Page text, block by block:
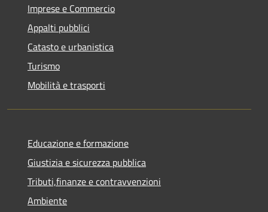
Imprese e Commercio
Appalti pubblici
Catasto e urbanistica
Turismo
Mobilità e trasporti
Educazione e formazione
Giustizia e sicurezza pubblica
Tributi,finanze e contravvenzioni
Ambiente